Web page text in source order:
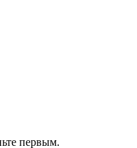
первым.